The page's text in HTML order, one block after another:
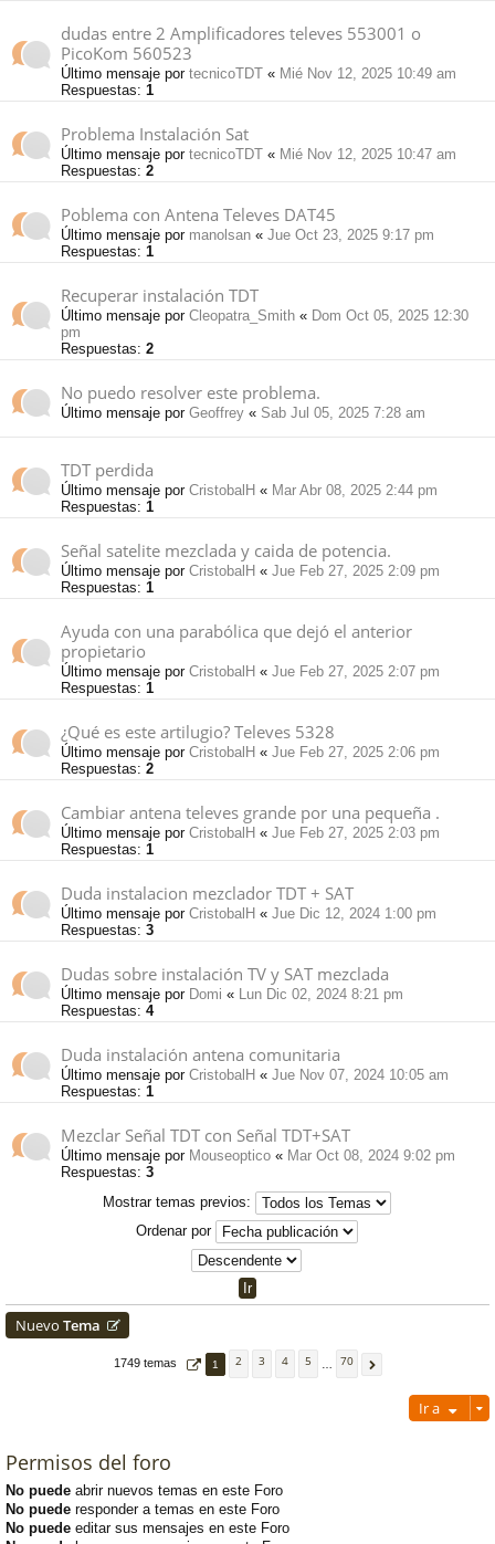
dudas entre 2 Amplificadores televes 553001 o
PicoKom 560523
Último mensaje por tecnicoTDT « Mié Nov 12, 2025 10:49 am
Respuestas: 1
Problema Instalación Sat
Último mensaje por tecnicoTDT « Mié Nov 12, 2025 10:47 am
Respuestas: 2
Poblema con Antena Televes DAT45
Último mensaje por manolsan « Jue Oct 23, 2025 9:17 pm
Respuestas: 1
Recuperar instalación TDT
Último mensaje por Cleopatra_Smith « Dom Oct 05, 2025 12:30
pm
Respuestas: 2
No puedo resolver este problema.
Último mensaje por Geoffrey « Sab Jul 05, 2025 7:28 am
TDT perdida
Último mensaje por CristobalH « Mar Abr 08, 2025 2:44 pm
Respuestas: 1
Señal satelite mezclada y caida de potencia.
Último mensaje por CristobalH « Jue Feb 27, 2025 2:09 pm
Respuestas: 1
Ayuda con una parabólica que dejó el anterior
propietario
Último mensaje por CristobalH « Jue Feb 27, 2025 2:07 pm
Respuestas: 1
¿Qué es este artilugio? Televes 5328
Último mensaje por CristobalH « Jue Feb 27, 2025 2:06 pm
Respuestas: 2
Cambiar antena televes grande por una pequeña .
Último mensaje por CristobalH « Jue Feb 27, 2025 2:03 pm
Respuestas: 1
Duda instalacion mezclador TDT + SAT
Último mensaje por CristobalH « Jue Dic 12, 2024 1:00 pm
Respuestas: 3
Dudas sobre instalación TV y SAT mezclada
Último mensaje por Domi « Lun Dic 02, 2024 8:21 pm
Respuestas: 4
Duda instalación antena comunitaria
Último mensaje por CristobalH « Jue Nov 07, 2024 10:05 am
Respuestas: 1
Mezclar Señal TDT con Señal TDT+SAT
Último mensaje por Mouseoptico « Mar Oct 08, 2024 9:02 pm
Respuestas: 3
Mostrar temas previos:
Ordenar por
Nuevo Tema
1749 temas 1 2 3 4 5 70
Ir a
Permisos del foro
No puede abrir nuevos temas en este Foro
No puede responder a temas en este Foro
No puede editar sus mensajes en este Foro